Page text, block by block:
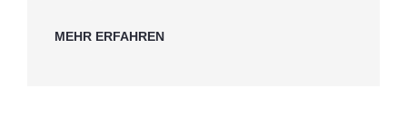
MEHR ERFAHREN